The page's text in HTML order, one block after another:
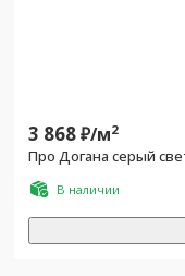
3 868₽/м2
Про Догана серый
В наличии